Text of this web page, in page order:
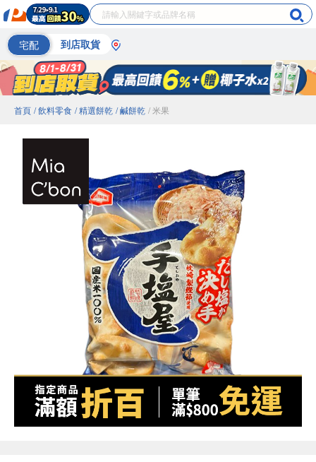
宅配 到店取貨
首頁 / 飲料零食 / 精選餅乾 / 鹹餅乾 / 米果